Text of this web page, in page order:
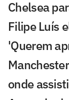
Chelsea
Filipe Luís
'Querem
onde